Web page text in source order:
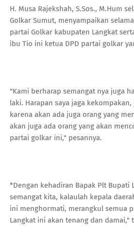
H. Musa Rajekshah, S.Sos., M.Hum
Golkar Sumut, menyampaikan
partai Golkar kabupaten Langkat
ibu Tio ini ketua DPD partai golkar
"Kami berharap semangat nya juga
laki. Harapan saya jaga
karena akan ada juga orang yang
akan juga ada orang yang akan
partai golkar ini," pesannya.
*Dengan kehadiran Bapak Plt Bupati
semangat kita, kalaulah kepala
ini menghormati, merangkul semua
Langkat ini akan tenang dan damai,"